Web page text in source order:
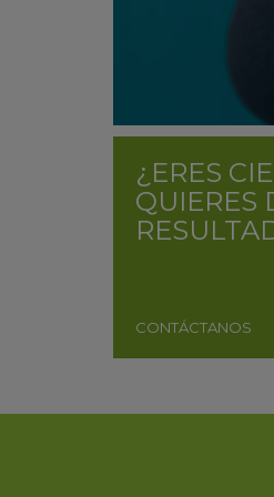
¿ERES
QUIERES
CONTÁCTANOS